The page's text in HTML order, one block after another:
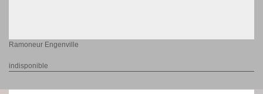
Ramoneur Engenville
indisponible